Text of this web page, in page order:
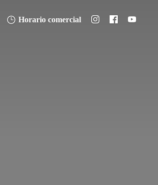
Horario comercial